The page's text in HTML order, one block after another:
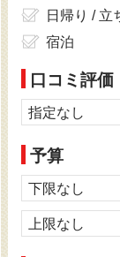
日帰り / 立
宿泊
口コミ評価
指定なし
予算
下限なし
上限なし